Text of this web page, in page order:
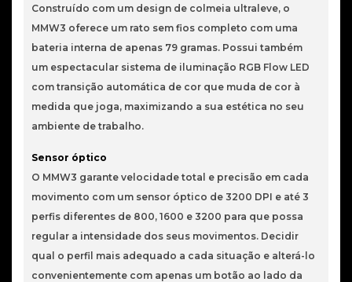
Construído com um design de colmeia ultraleve, o
MMW3 oferece um rato sem fios completo com uma
bateria interna de apenas 79 gramas. Possui também
um espectacular sistema de iluminação RGB Flow LED
com transição automática de cor que muda de cor à
medida que joga, maximizando a sua estética no seu
ambiente de trabalho.
Sensor óptico
O MMW3 garante velocidade total e precisão em cada
movimento com um sensor óptico de 3200 DPI e até 3
perfis diferentes de 800, 1600 e 3200 para que possa
regular a intensidade dos seus movimentos. Decidir
qual o perfil mais adequado a cada situação e alterá-lo
convenientemente com apenas um botão ao lado da